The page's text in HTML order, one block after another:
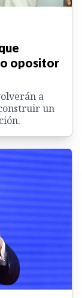
opositor
a
un